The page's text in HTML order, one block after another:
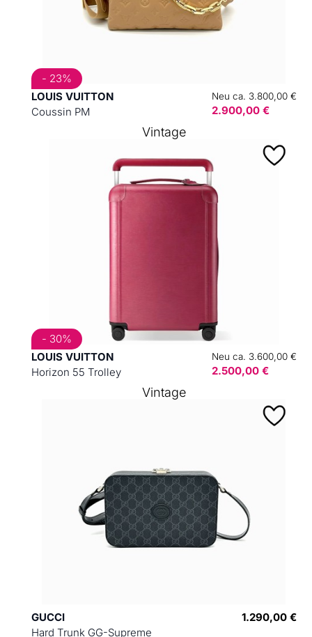
LOUIS VUITTON
Coussin PM
Neu ca. 3.800,00 €
2.900,00 €
- 23%
LOUIS VUITTON
Horizon 55 Trolley
Neu ca. 3.600,00 €
2.500,00 €
- 30%
Vintage
GUCCI
Hard Trunk GG-Supreme
1.290,00 €
Vintage